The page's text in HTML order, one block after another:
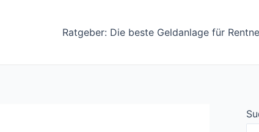
Ratgeber: Die beste Geldanlage für